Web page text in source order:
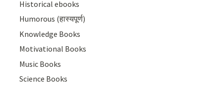
Historical ebooks
Humorous (हास्यपूर्ण)
Knowledge Books
Motivational Books
Music Books
Science Books